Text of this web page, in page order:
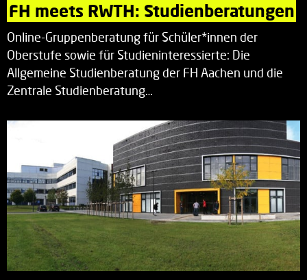
FH meets RWTH: Studienberatungen
Online-Gruppenberatung für Schüler*innen der
Oberstufe sowie für Studieninteressierte: Die
Allgemeine Studienberatung der FH Aachen und die
Zentrale Studienberatung…